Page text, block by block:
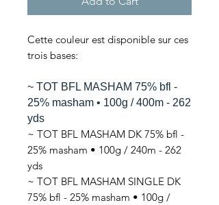
Cette couleur est disponible sur ces
trois bases:
~ TOT BFL MASHAM 75% bfl -
25% masham • 100g / 400m - 262
yds
~ TOT BFL MASHAM DK 75% bfl -
25% masham • 100g / 240m - 262
yds
~ TOT BFL MASHAM SINGLE DK
75% bfl - 25% masham • 100g /